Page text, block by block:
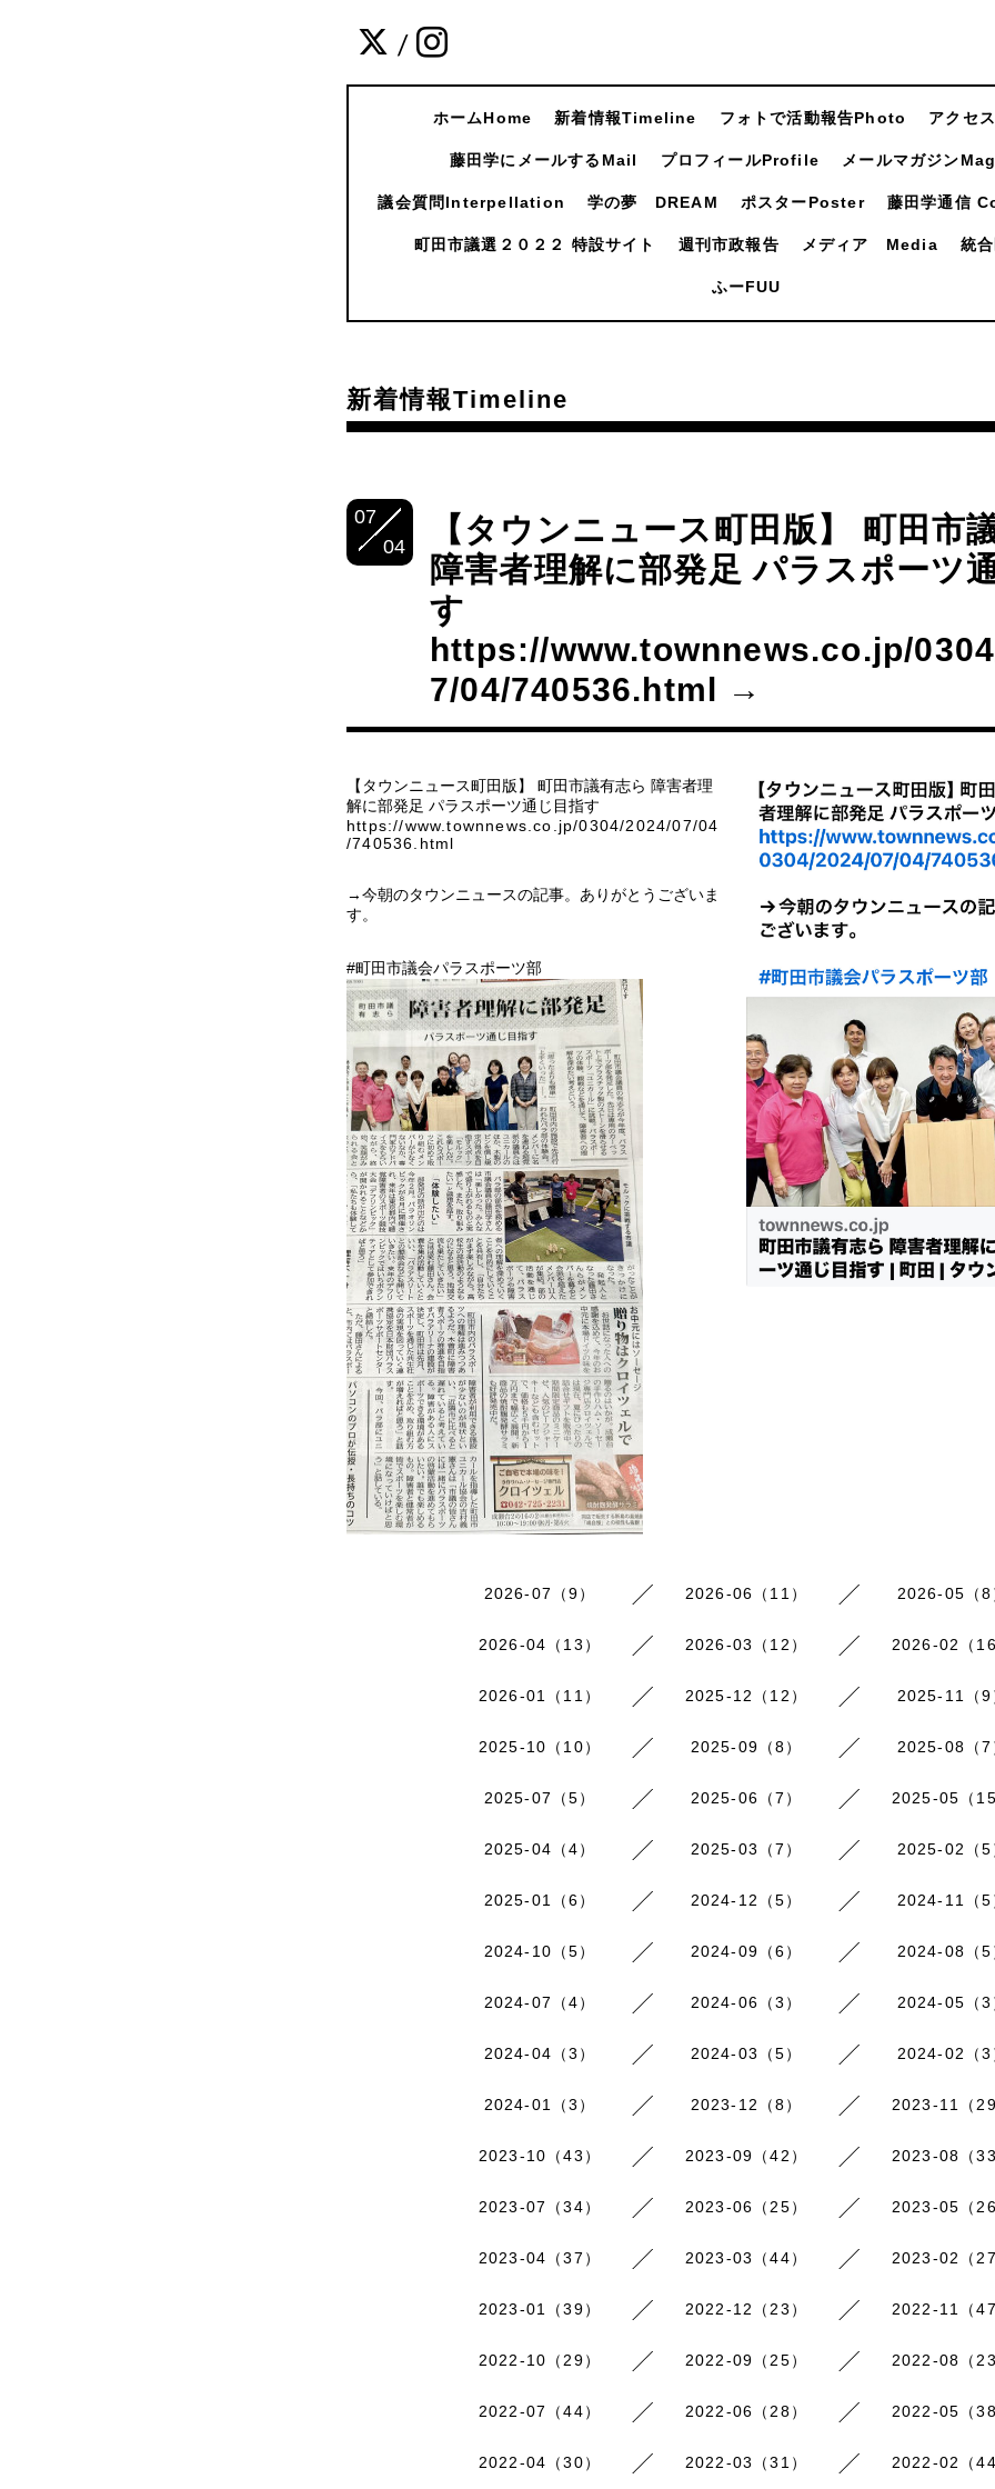
/
ホームHome 新着情報Timeline フォトで活動報告Photo アクセ
藤田学にメールするMail プロフィールProfile メールマガジン
議会質問Interpellation 学の夢 DREAM ポスターPoster 藤田学通信
町田市議選２０２２ 特設サイト 週刊市政報告 メディア Media 統
ふーFUU
新着情報Timeline
07
04
【タウンニュース町田版】 町田市
障害者理解に部発足 パラスポーツ
す
https://www.townnews.co.jp/
7/04/740536.html →
【タウンニュース町田版】 町田市議有志ら 障害者理
解に部発足 パラスポーツ通じ目指す
https://www.townnews.co.jp/0304/2024/07/04
/740536.html
→今朝のタウンニュースの記事。ありがとうございま
す。
#町田市議会パラスポーツ部
2026-07（9） 2026-06（11） 2026-05（8
2026-04（13） 2026-03（12） 2026-02（16
2026-01（11） 2025-12（12） 2025-11（9
2025-10（10） 2025-09（8） 2025-08（7
2025-07（5） 2025-06（7） 2025-05（15
2025-04（4） 2025-03（7） 2025-02（5
2025-01（6） 2024-12（5） 2024-11（5
2024-10（5） 2024-09（6） 2024-08（5
2024-07（4） 2024-06（3） 2024-05（3
2024-04（3） 2024-03（5） 2024-02（3
2024-01（3） 2023-12（8） 2023-11（29
2023-10（43） 2023-09（42） 2023-08（33
2023-07（34） 2023-06（25） 2023-05（26
2023-04（37） 2023-03（44） 2023-02（27
2023-01（39） 2022-12（23） 2022-11（47
2022-10（29） 2022-09（25） 2022-08（23
2022-07（44） 2022-06（28） 2022-05（38
2022-04（30） 2022-03（31） 2022-02（44